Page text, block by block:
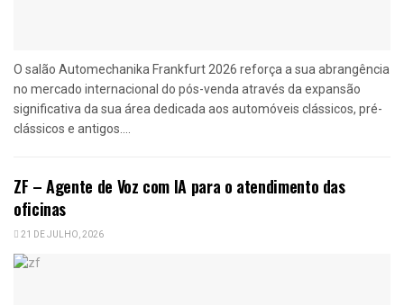
O salão Automechanika Frankfurt 2026 reforça a sua abrangência
no mercado internacional do pós-venda através da expansão
significativa da sua área dedicada aos automóveis clássicos, pré-
clássicos e antigos....
ZF – Agente de Voz com IA para o atendimento das
oficinas
21 DE JULHO, 2026